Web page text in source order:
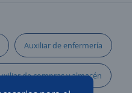
Auxiliar de enfermería
de compras y almacén